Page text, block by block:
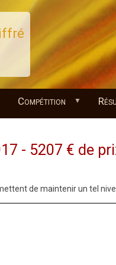
Compétition
- 5207 € de
de maintenir un tel